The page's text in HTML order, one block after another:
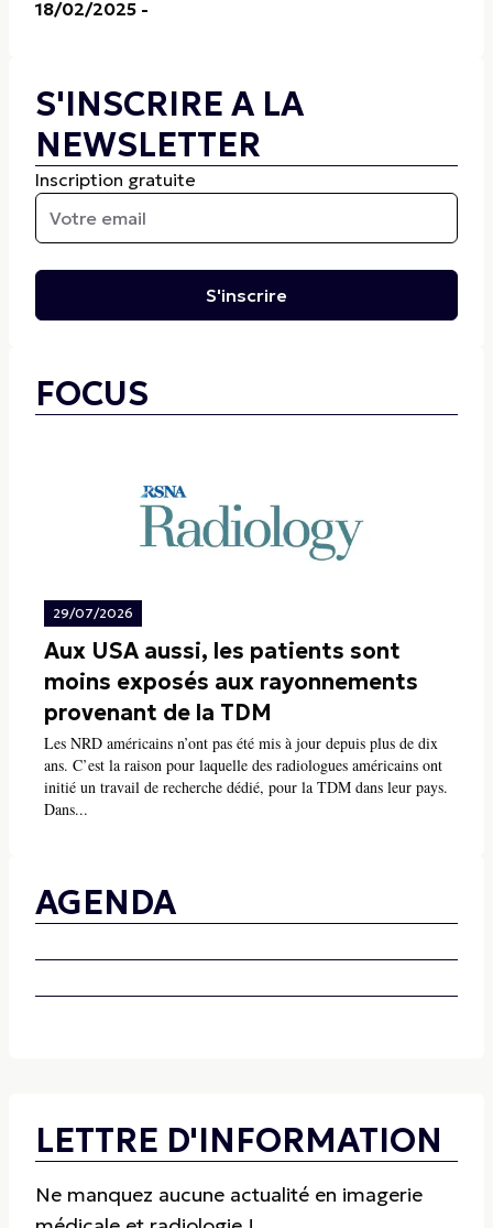
18/02/2025 -
S'INSCRIRE A LA
NEWSLETTER
Inscription gratuite
S'inscrire
FOCUS
29/07/2026
Aux USA aussi, les patients sont
moins exposés aux rayonnements
provenant de la TDM
Les NRD américains n’ont pas été mis à jour depuis plus de dix
ans. C’est la raison pour laquelle des radiologues américains ont
initié un travail de recherche dédié, pour la TDM dans leur pays.
Dans...
AGENDA
LETTRE D'INFORMATION
Ne manquez aucune actualité en imagerie